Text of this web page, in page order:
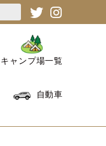
キャンプ場一覧
自動車